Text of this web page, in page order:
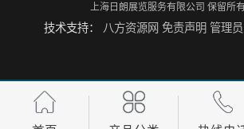
厨卫展展台搭建工厂 电
上海日朗展览服务有限公司 保留所
技术支持： 八方资源网 免责声明 管理